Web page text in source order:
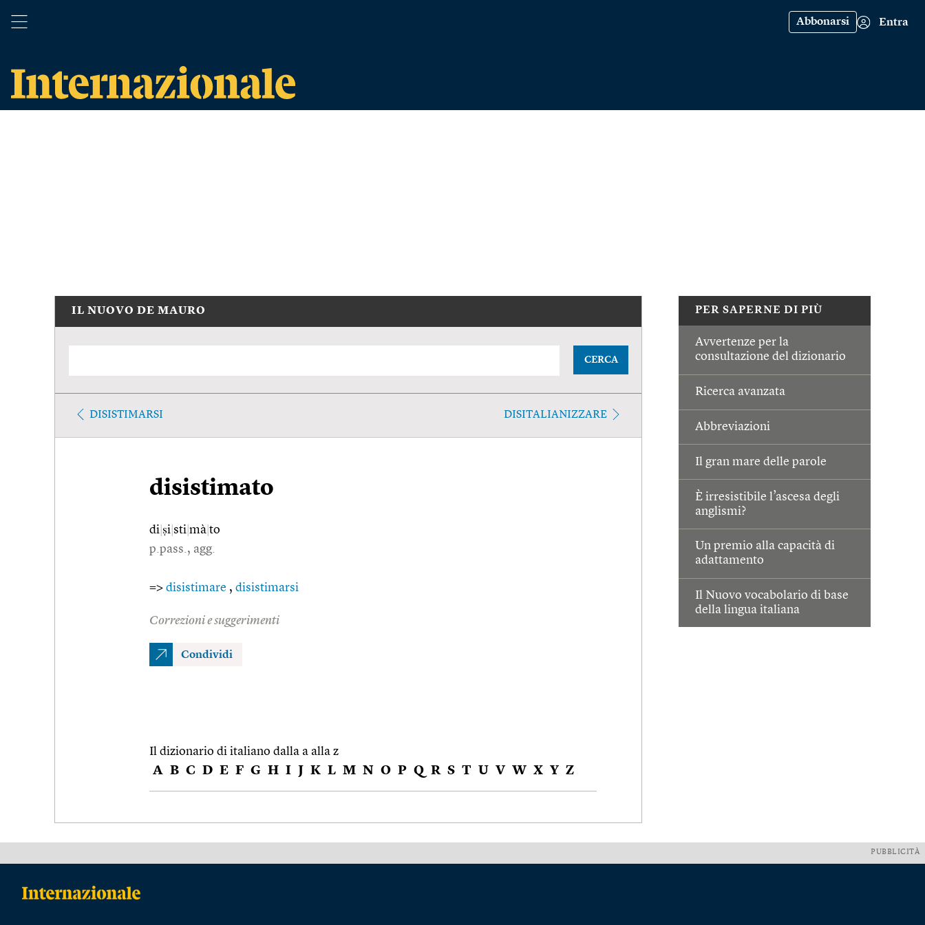
Abbonarsi Entra
PER SAPERNE DI PIÙ
Avvertenze per la
consultazione del dizionario
Ricerca avanzata
Abbreviazioni
Il gran mare delle parole
È irresistibile l’ascesa degli
anglismi?
Un premio alla capacità di
adattamento
Il Nuovo vocabolario di base
della lingua italiana
IL NUOVO DE MAURO
CERCA
DISISTIMARSI DISITALIANIZZARE
disistimato
di ṣi sti mà to
p.pass., agg.
=> disistimare , disistimarsi
Correzioni e suggerimenti
Condividi
Il dizionario di italiano dalla a alla z
A B C D E F G H I J K L M N O P Q R S T U V W X Y Z
PUBBLICITÀ